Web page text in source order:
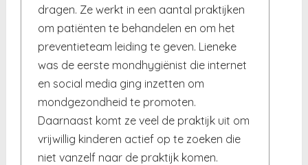
dragen. Ze werkt in een aantal praktijken
om patiënten te behandelen en om het
preventieteam leiding te geven. Lieneke
was de eerste mondhygiënist die internet
en social media ging inzetten om
mondgezondheid te promoten.
Daarnaast komt ze veel de praktijk uit om
vrijwillig kinderen actief op te zoeken die
niet vanzelf naar de praktijk komen.